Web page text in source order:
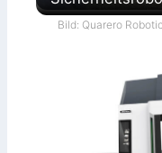
Bild: Quarero